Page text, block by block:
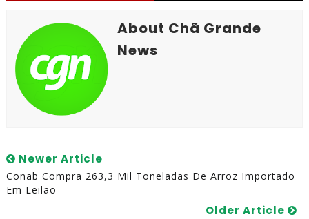
About Chã Grande
News
Newer Article
Conab Compra 263,3 Mil Toneladas De Arroz Importado
Em Leilão
Older Article